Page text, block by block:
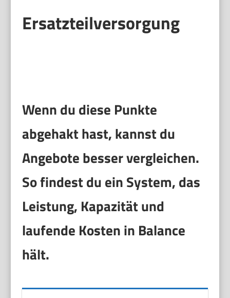
Ersatzteilversorgung
Wenn du diese Punkte
abgehakt hast, kannst du
Angebote besser vergleichen.
So findest du ein System, das
Leistung, Kapazität und
laufende Kosten in Balance
hält.